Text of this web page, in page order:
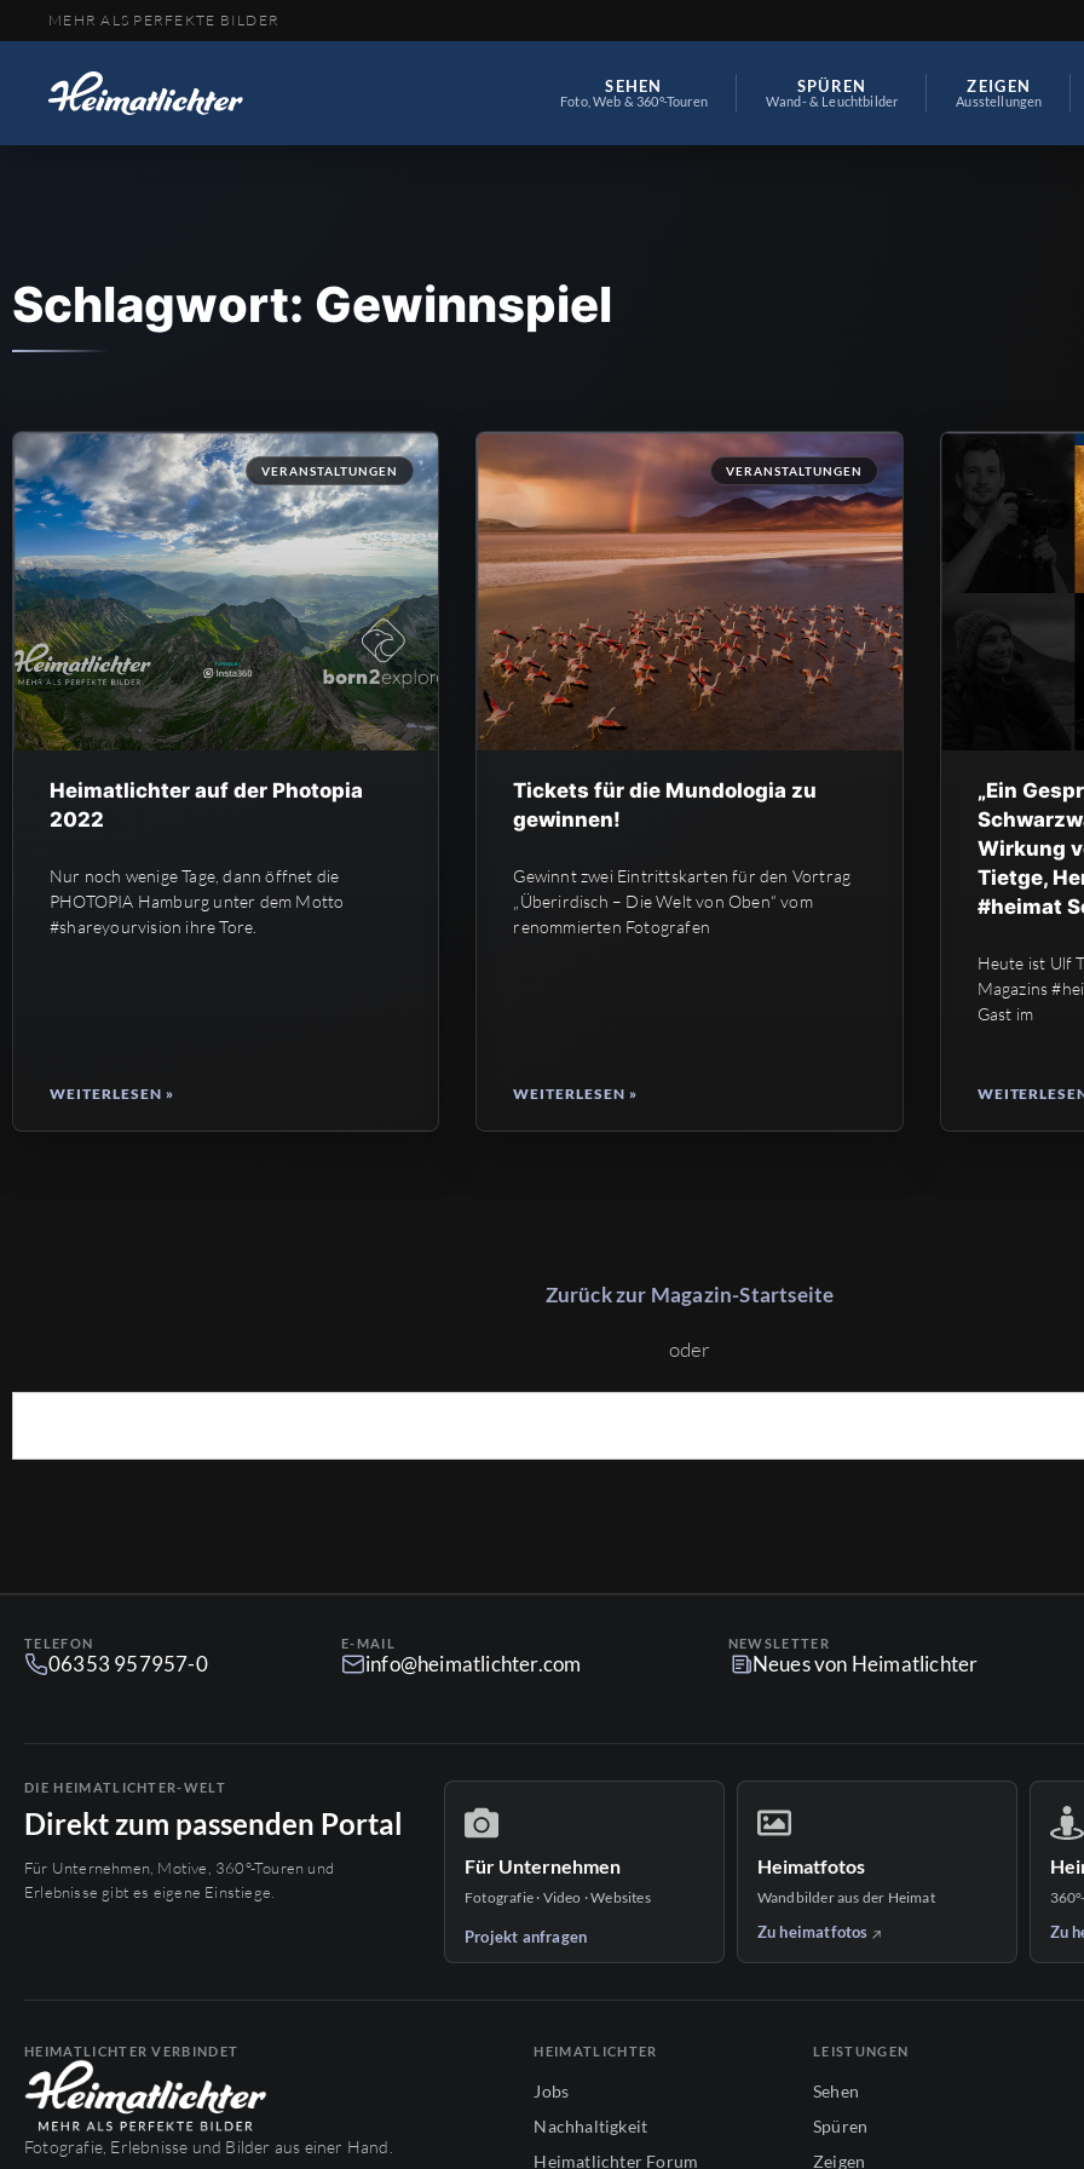
MEHR ALS PERFEKTE BILDER
SEHEN
Foto, Web & 360°-Touren
SPÜREN
Wand- & Leuchtbilder
ZEIGEN
Ausstellungen
Schlagwort: Gewinnspiel
VERANSTALTUNGEN
Heimatlichter auf der Photopia
2022
Nur noch wenige Tage, dann öffnet die
PHOTOPIA Hamburg unter dem Motto
#shareyourvision ihre Tore.
WEITERLESEN »
VERANSTALTUNGEN
Tickets für die Mundologia zu
gewinnen!
Gewinnt zwei Eintrittskarten für den Vortrag
„Überirdisch – Die Welt von Oben“ vom
renommierten Fotografen
WEITERLESEN »
„Ein
Wirkung
Tietge,
#heimat
Heute ist Ulf
Magazins
Gast im
Zurück zur Magazin-Startseite
oder
TELEFON
06353 957957-0
E-MAIL
info@heimatlichter.com
NEWSLETTER
Neues von Heimatlichter
DIE HEIMATLICHTER-WELT
Direkt zum passenden Portal
Für Unternehmen, Motive, 360°-Touren und
Erlebnisse gibt es eigene Einstiege.
Für Unternehmen
Fotografie · Video · Websites
Projekt anfragen
Heimatfotos
Wandbilder aus der Heimat
Zu heimatfotos Zu
HEIMATLICHTER VERBINDET
Fotografie, Erlebnisse und Bilder aus einer Hand.
HEIMATLICHTER
Jobs
Nachhaltigkeit
Heimatlichter Forum
LEISTUNGEN
Sehen
Spüren
Zeigen